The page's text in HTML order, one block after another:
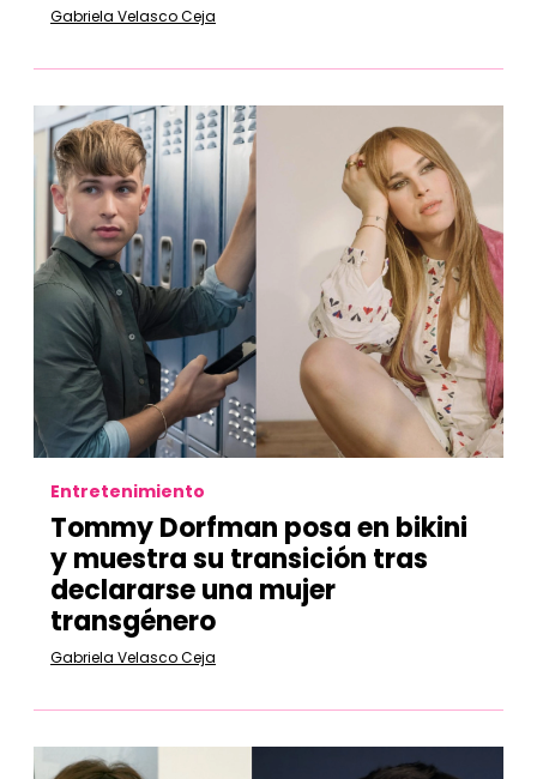
Gabriela Velasco Ceja
Entretenimiento
Tommy Dorfman posa en bikini
y muestra su transición tras
declararse una mujer
transgénero
Gabriela Velasco Ceja